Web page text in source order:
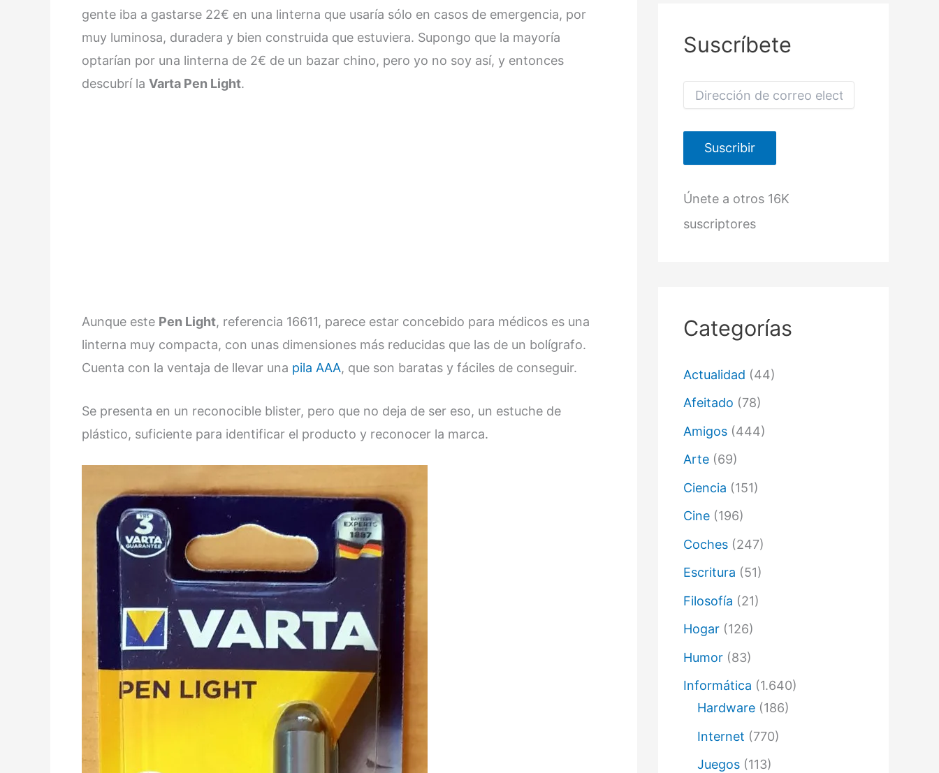
gente iba a gastarse 22€ en una linterna que usaría sólo en casos de emergencia, por
muy luminosa, duradera y bien construida que estuviera. Supongo que la mayoría
optarían por una linterna de 2€ de un bazar chino, pero yo no soy así, y entonces
descubrí la Varta Pen Light.
Aunque este Pen Light, referencia 16611, parece estar concebido para médicos es una
linterna muy compacta, con unas dimensiones más reducidas que las de un bolígrafo.
Cuenta con la ventaja de llevar una pila AAA, que son baratas y fáciles de conseguir.
Se presenta en un reconocible blister, pero que no deja de ser eso, un estuche de
plástico, suficiente para identificar el producto y reconocer la marca.
Suscríbete
e
n
e
e
t
ó
i
o
Suscribir
Únete a otros 16K
suscriptores
Categorías
Actualidad (44)
Afeitado (78)
Amigos (444)
Arte (69)
Ciencia (151)
Cine (196)
Coches (247)
Escritura (51)
Filosofía (21)
Hogar (126)
Humor (83)
Informática (1.640)
Hardware (186)
Internet (770)
Juegos (113)